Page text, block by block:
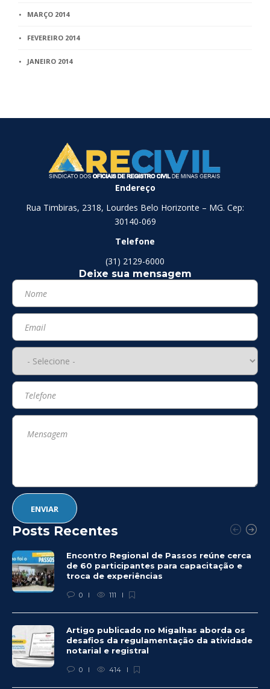
MARÇO 2014
FEVEREIRO 2014
JANEIRO 2014
Endereço
Rua Timbiras, 2318, Lourdes Belo Horizonte – MG. Cep:
30140-069
Telefone
(31) 2129-6000
Deixe sua mensagem
Posts Recentes
Encontro Regional de Passos reúne cerca
de 60 participantes para capacitação e
troca de experiências
0 111
Artigo publicado no Migalhas aborda os
desafios da regulamentação da atividade
notarial e registral
0 414